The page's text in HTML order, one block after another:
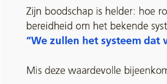
gelegenheid om alle
en te verbinden.
Wat kunt u verwachten?